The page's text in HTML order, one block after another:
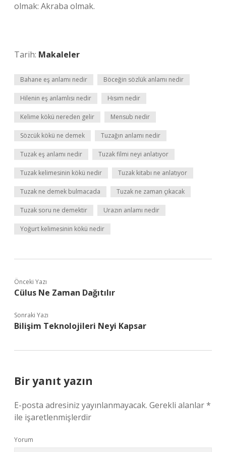
olmak: Akraba olmak.
Tarih: Makaleler
Bahane eş anlamı nedir Böceğin sözlük anlamı nedir
Hilenin eş anlamlısı nedir Hısım nedir
Kelime kökü nereden gelir Mensub nedir
Sözcük kökü ne demek Tuzağın anlamı nedir
Tuzak eş anlamı nedir Tuzak filmi neyi anlatıyor
Tuzak kelimesinin kökü nedir Tuzak kitabı ne anlatıyor
Tuzak ne demek bulmacada Tuzak ne zaman çıkacak
Tuzak soru ne demektir Urazın anlamı nedir
Yoğurt kelimesinin kökü nedir
Önceki Yazı
Cülus Ne Zaman Dağıtılır
Sonraki Yazı
Bilişim Teknolojileri Neyi Kapsar
Bir yanıt yazın
E-posta adresiniz yayınlanmayacak. Gerekli alanlar*
ile işaretlenmişlerdir
Yorum